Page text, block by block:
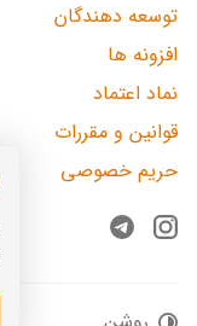
توسعه دهندگان
افزونه ها
نماد اعتماد
قوانین و مقررات
حریم خصوصی
Instagram
Telegram